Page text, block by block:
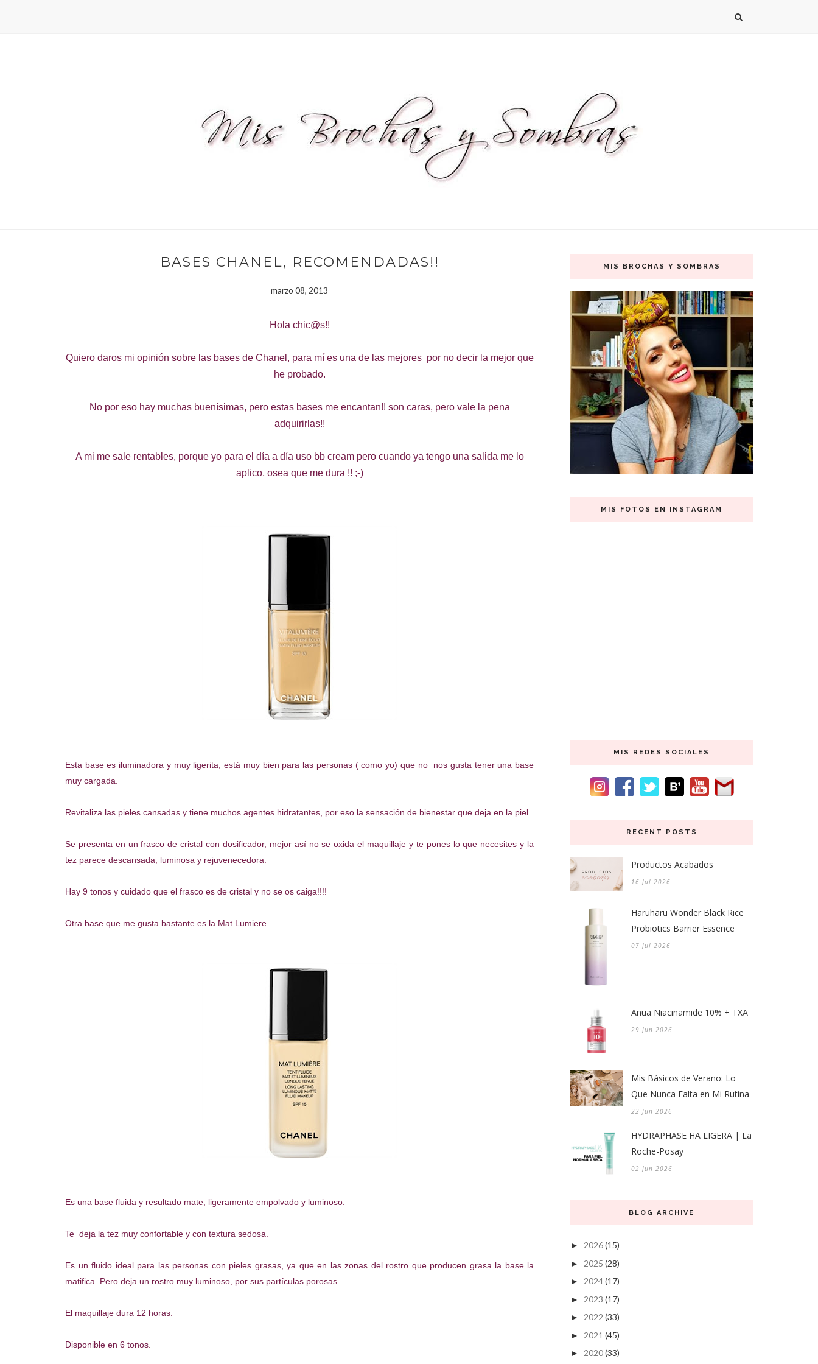
BASES CHANEL, RECOMENDADAS!!
marzo 08, 2013
Hola chic@s!!
Quiero daros mi opinión sobre las bases de Chanel, para mí es una de las mejores por no decir la mejor que
he probado.
No por eso hay muchas buenísimas, pero estas bases me encantan!! son caras, pero vale la pena
adquirirlas!!
A mi me sale rentables, porque yo para el día a día uso bb cream pero cuando ya tengo una salida me lo
aplico, osea que me dura !! ;-)
Esta base es iluminadora y muy ligerita, está muy bien para las personas ( como yo) que no nos gusta tener una base
muy cargada.
Revitaliza las pieles cansadas y tiene muchos agentes hidratantes, por eso la sensación de bienestar que deja en la piel.
Se presenta en un frasco de cristal con dosificador, mejor así no se oxida el maquillaje y te pones lo que necesites y la
tez parece descansada, luminosa y rejuvenecedora.
Hay 9 tonos y cuidado que el frasco es de cristal y no se os caiga!!!!
Otra base que me gusta bastante es la Mat Lumiere.
Es una base fluida y resultado mate, ligeramente empolvado y luminoso.
Te deja la tez muy confortable y con textura sedosa.
Es un fluido ideal para las personas con pieles grasas, ya que en las zonas del rostro que producen grasa la base la
matifica. Pero deja un rostro muy luminoso, por sus partículas porosas.
El maquillaje dura 12 horas.
Disponible en 6 tonos.
MIS BROCHAS Y SOMBRAS
MIS FOTOS EN INSTAGRAM
MIS REDES SOCIALES
RECENT POSTS
Productos Acabados
16 Jul 2026
Haruharu Wonder Black Rice
Probiotics Barrier Essence
07 Jul 2026
Anua Niacinamide 10% + TXA
29 Jun 2026
Mis Básicos de Verano: Lo
Que Nunca Falta en Mi Rutina
22 Jun 2026
HYDRAPHASE HA LIGERA | La
Roche-Posay
02 Jun 2026
BLOG ARCHIVE
► 2026(15)
► 2025 (28)
► 2024(17)
► 2023 (17)
► 2022 (33)
► 2021 (45)
► 2020(33)